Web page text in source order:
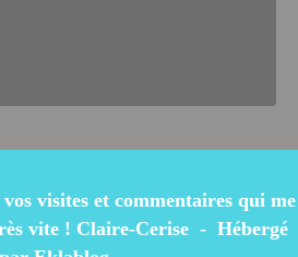
visites et commentaires qui me
vite ! Claire-Cerise - Hébergé